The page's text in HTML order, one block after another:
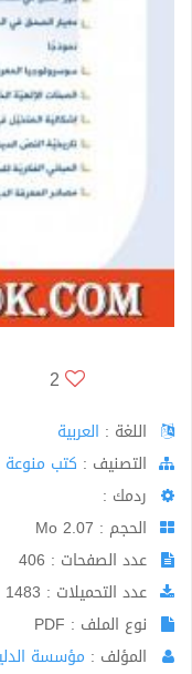
2
اللغة : العربية
اﻟﺘﺼﻨﻴﻒ : كتب منوعة
ردمك :
الحجم : 2.07 Mo
عدد الصفحات : 406
عدد التحميلات : 1483
نوع الملف : PDF
المؤلف : مؤسسة